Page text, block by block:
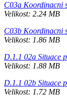
C03a Koordinacni
Velikost: 2.24 MB
C03b Koordinacni
Velikost: 1.86 MB
D.1.1 02a Situace
Velikost: 1.88 MB
D.1.1 02b Situace
Velikost: 1.72 MB